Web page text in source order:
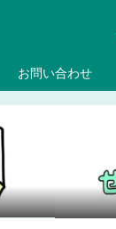
お問い合わせ